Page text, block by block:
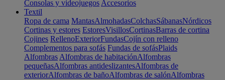
Consolas y videojuegos Accesorios
Textil
Ropa de cama MantasAlmohadasColchasSábanasNórdicos
Cortinas y estores EstoresVisillosCortinasBarras de cortina
Cojines RellenoExteriorFundasCojín con relleno
Complementos para sofás Fundas de sofásPlaids
Alfombras Alfombras de habitaciónAlfombras
pequeñasAlfombras antideslizantesAlfombras de
exteriorAlfombras de bañoAlfombras de salónAlfombras